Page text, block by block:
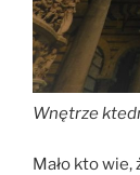
Wnętrze
Mało kto wie,